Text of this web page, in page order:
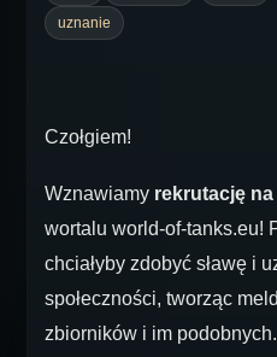
uznanie
Czołgiem!
Wznawiamy rekrutację
wortalu world-of-tanks.eu!
chciałyby zdobyć sławę i
społeczności, tworząc
zbiorników i im